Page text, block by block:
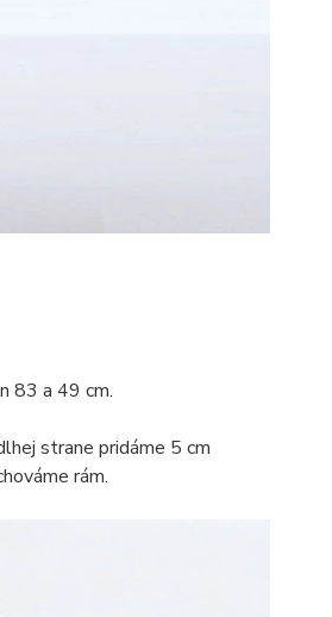
83 a 49 cm.
strane pridáme 5 cm
rám.